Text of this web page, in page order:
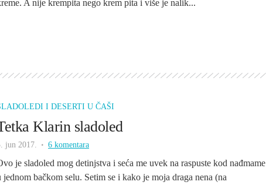
A nije krempita nego krem pita i više je nalik...
I DESERTI U ČAŠI
Klarin sladoled
jun 2017. 6 komentara
je sladoled mog detinjstva i seća me uvek na raspuste kod nađmame
jednom bačkom selu. Setim se i kako je moja draga nena (na